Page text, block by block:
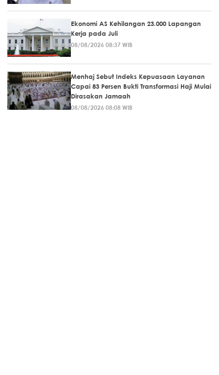
Ekonomi AS Kehilangan 23.000 Lapangan
Kerja pada Juli
08/08/2026 08:37 WIB
Menhaj Sebut Indeks Kepuasaan Layanan
Capai 83 Persen Bukti Transformasi Haji Mulai
Dirasakan Jamaah
08/08/2026 08:08 WIB